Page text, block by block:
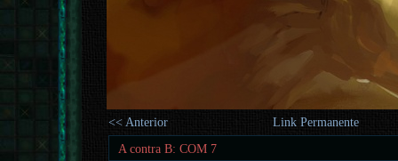
<< Anterior
Link Permanente
A contra B: COM 7